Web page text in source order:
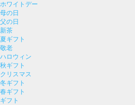
ホワイトデー
母の日
父の日
新茶
夏ギフト
敬老
ハロウィン
秋ギフト
クリスマス
冬ギフト
春ギフト
ギフト